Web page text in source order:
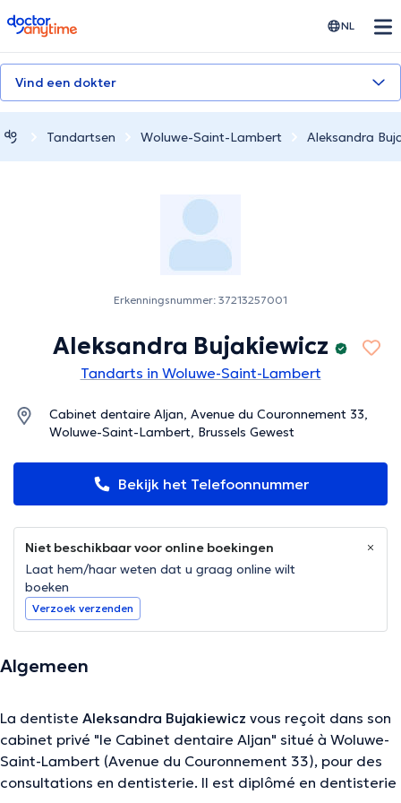
doctoranytime NL
Vind een dokter
Tandartsen Woluwe-Saint-Lambert Aleksandra
Erkenningsnummer: 37213257001
Aleksandra Bujakiewicz
Tandarts in Woluwe-Saint-Lambert
Cabinet dentaire Aljan, Avenue du Couronnement 33,
Woluwe-Saint-Lambert, Brussels Gewest
Bekijk het Telefoonnummer
Niet beschikbaar voor online boekingen
Laat hem/haar weten dat u graag online wilt
boeken
Verzoek verzenden
Algemeen
La dentiste Aleksandra Bujakiewicz vous reçoit dans son
cabinet privé "le Cabinet dentaire Aljan" situé à Woluwe-
Saint-Lambert (Avenue du Couronnement 33), pour des
consultations en dentisterie. Il est diplômé en dentisterie